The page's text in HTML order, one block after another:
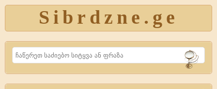
Sibrdzne.ge
Search